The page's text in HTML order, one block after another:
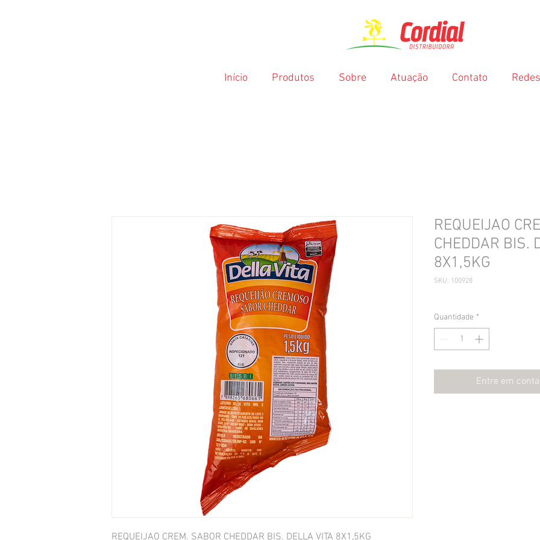
Início Produtos Sobre Atuação Contato
REQUEIJAO CREM. SABOR CHEDDAR BIS. DELLA VITA 8X1,5KG
REQUEIJAO
CHEDDAR BIS.
8X1,5KG
SKU: 100928
Quantidade *
Entre em